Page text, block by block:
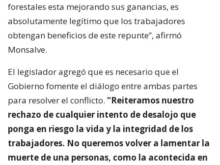
forestales esta mejorando sus ganancias, es
absolutamente legítimo que los trabajadores
obtengan beneficios de este repunte”, afirmó
Monsalve.
El legislador agregó que es necesario que el
Gobierno fomente el diálogo entre ambas partes
para resolver el conflicto. “Reiteramos nuestro
rechazo de cualquier intento de desalojo que
ponga en riesgo la vida y la integridad de los
trabajadores. No queremos volver a lamentar la
muerte de una personas, como la acontecida en